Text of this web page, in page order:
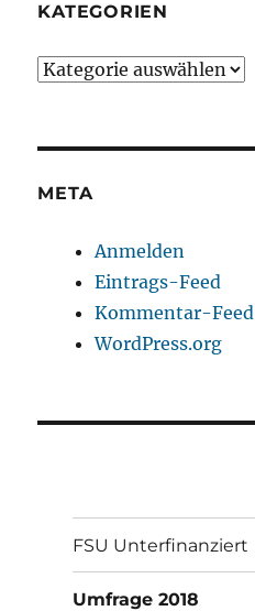
KATEGORIEN
Kategorien
META
Anmelden
Eintrags-Feed
Kommentar-Feed
WordPress.org
FSU Unterfinanziert
Umfrage 2018